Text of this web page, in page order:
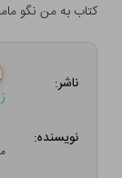
کتاب به من نگو
ناشر:
نویسنده: